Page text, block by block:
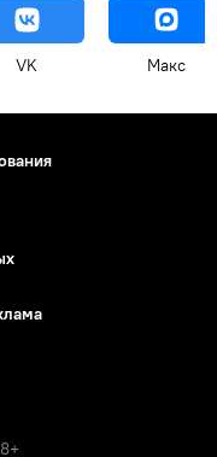
VK Макс